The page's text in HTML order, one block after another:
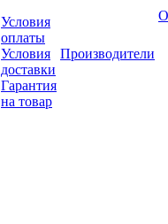
Условия
оплаты
Условия
доставки
Гарантия
на товар
Производители